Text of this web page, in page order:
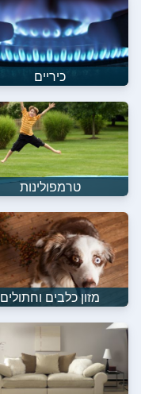
כיריים
טרמפולינות
מזון כלבים וחתולים